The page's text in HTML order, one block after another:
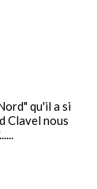
qu'il a si
Clavel nous